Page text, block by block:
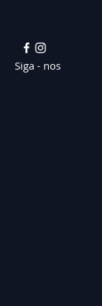
Siga - nos